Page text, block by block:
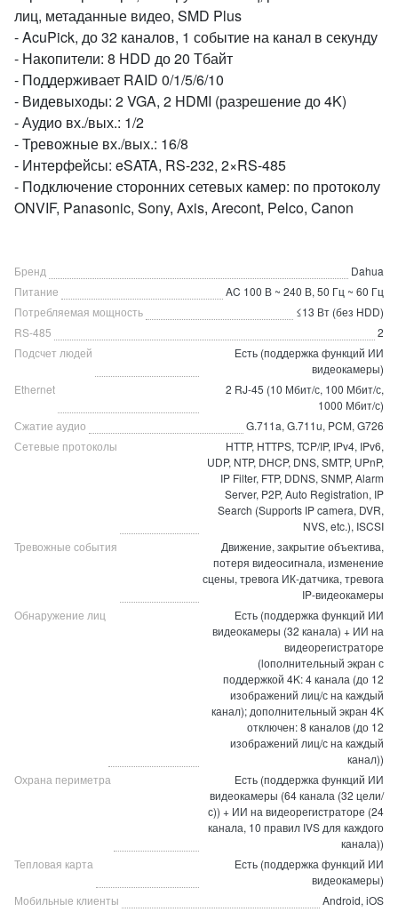
лиц, метаданные видео, SMD Plus
- AcuPick, до 32 каналов, 1 событие на канал в секунду
- Накопители: 8 HDD до 20 Тбайт
- Поддерживает RAID 0/1/5/6/10
- Видевыходы: 2 VGA, 2 HDMI (разрешение до 4K)
- Аудио вх./вых.: 1/2
- Тревожные вх./вых.: 16/8
- Интерфейсы: eSATA, RS-232, 2×RS-485
- Подключение сторонних сетевых камер: по протоколу
ONVIF, Panasonic, Sony, Axis, Arecont, Pelco, Canon
Бренд
Dahua
Питание
AC 100 В ~ 240 В, 50 Гц ~ 60 Гц
Потребляемая мощность
≤13 Вт (без HDD)
RS-485
2
Подсчет людей
Есть (поддержка функций ИИ
видеокамеры)
Ethernet
2 RJ-45 (10 Мбит/с, 100 Мбит/с,
1000 Мбит/с)
Сжатие аудио
G.711a, G.711u, PCM, G726
Сетевые протоколы
HTTP, HTTPS, TCP/IP, IPv4, IPv6,
UDP, NTP, DHCP, DNS, SMTP, UPnP,
IP Filter, FTP, DDNS, SNMP, Alarm
Server, P2P, Auto Registration, IP
Search (Supports IP camera, DVR,
NVS, etc.), ISCSI
Тревожные события
Движение, закрытие объектива,
потеря видеосигнала, изменение
сцены, тревога ИК-датчика, тревога
IP-видеокамеры
Обнаружение лиц
Есть (поддержка функций ИИ
видеокамеры (32 канала) + ИИ на
видеорегистраторе
(lополнительный экран с
поддержкой 4K: 4 канала (до 12
изображений лиц/с на каждый
канал); дополнительный экран 4K
отключен: 8 каналов (до 12
изображений лиц/с на каждый
канал))
Охрана периметра
Есть (поддержка функций ИИ
видеокамеры (64 канала (32 цели/
с)) + ИИ на видеорегистраторе (24
канала, 10 правил IVS для каждого
канала))
Тепловая карта
Есть (поддержка функций ИИ
видеокамеры)
Мобильные клиенты
Android, iOS